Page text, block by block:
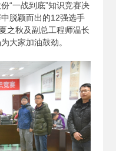
“一战到底”知识竞赛决
脱颖而出的12强选手
之秋及副总工程师温长
大家加油鼓劲。